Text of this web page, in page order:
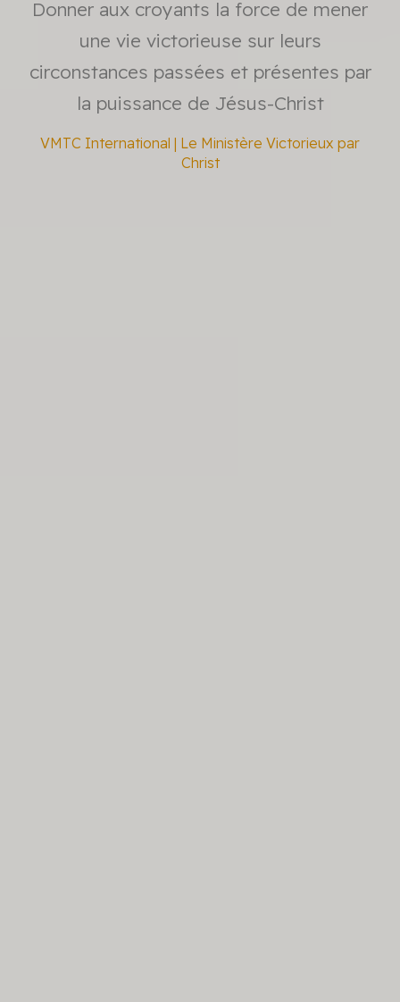
Donner aux croyants la force de mener
une vie victorieuse sur leurs
circonstances passées et présentes par
la puissance de Jésus-Christ
VMTC International | Le Ministère Victorieux par
Christ